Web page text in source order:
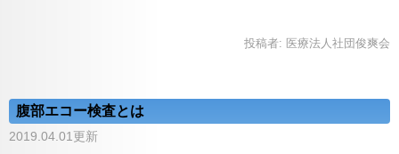
投稿者: 医療法人社団俊爽会
腹部エコー検査とは
2019.04.01更新